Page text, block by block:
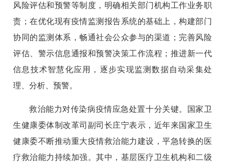
风险评估和预警等制度，明确相关部门机构工作业务职
责；在优化现有疫情监测报告系统的基础上，构建部门
协同的监测体系，畅通社会公众参与的渠道；完善风险
评估、警示信息通报和预警决策工作流程；推进新一代
信息技术智慧化应用，逐步实现监测数据自动采集处
理、分析、预警。
救治能力对传染病疫情应急处置十分关键。国家卫
生健康委体制改革司副司长庄宁表示，近年来国家卫生
健康委不断推动重大疫情救治能力建设，平急转换的医
疗救治能力持续加强。其中，基层医疗卫生机构和二级